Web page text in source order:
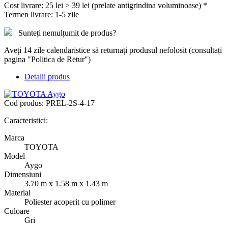
Cost livrare: 25 lei > 39 lei (prelate antigrindina voluminoase) *
Termen livrare: 1-5 zile
Sunteți nemulțumit de produs?
Aveți 14 zile calendaristice să returnați produsul nefolosit (consultați
pagina "Politica de Retur")
Detalii produs
Cod produs: PREL-2S-4-17
Caracteristici:
Marca
TOYOTA
Model
Aygo
Dimensiuni
3.70 m x 1.58 m x 1.43 m
Material
Poliester acoperit cu polimer
Culoare
Gri